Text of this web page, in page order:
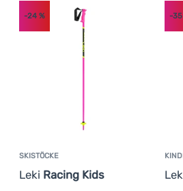
SKISTÖCKE
Leki Racing Kids
-24 % -35